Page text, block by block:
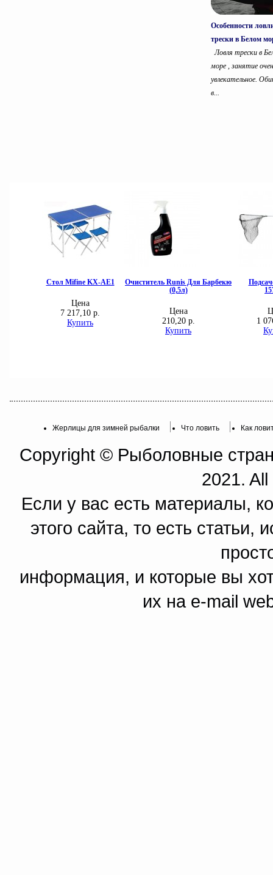
Особенности
трески в Белом
Ловля трески в
море , занятие
увлекательное.
в...
Жерлицы для зимней рыбалки Что ловить Как
Copyright © Рыболовные
2021.
Если у вас есть материалы,
этого сайта, то есть
информация, и которые вы
их на e-mail